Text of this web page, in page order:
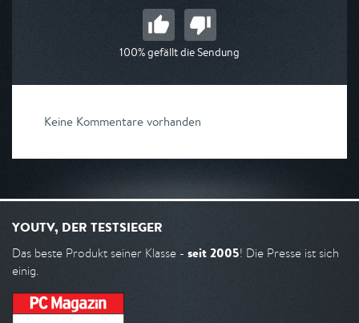
100% gefällt die Sendung
Keine Kommentare vorhanden
YOUTV, DER TESTSIEGER
Das beste Produkt seiner Klasse - seit 2005! Die Presse ist sich
einig.